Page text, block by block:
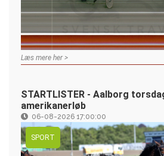
Læs mere her >
STARTLISTER - Aalborg
amerikanerløb
06-08-2026 17:00:00
SPORT